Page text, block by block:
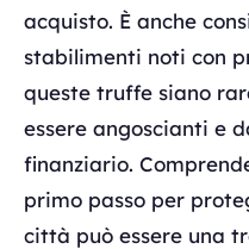
acquisto. È anche
stabilimenti noti con
queste truffe siano
essere angoscianti e
finanziario.
primo passo per
città può essere una